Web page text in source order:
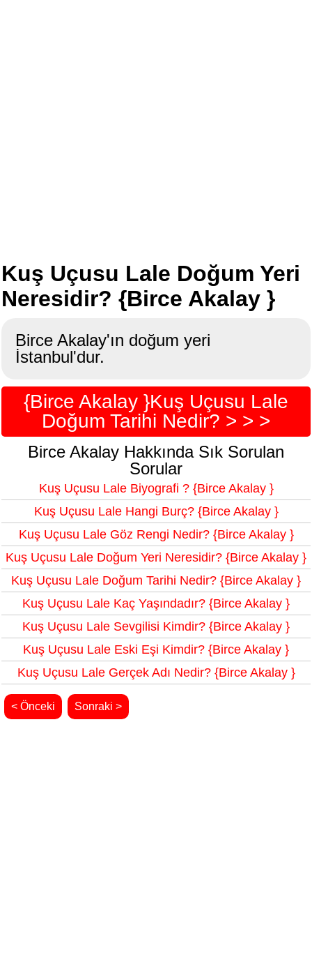
Kuş Uçusu Lale Doğum Yeri
Neresidir? {Birce Akalay }
Birce Akalay'ın doğum yeri
İstanbul'dur.
{Birce Akalay }Kuş Uçusu Lale
Doğum Tarihi Nedir? > > >
Birce Akalay Hakkında Sık Sorulan
Sorular
Kuş Uçusu Lale Biyografi ? {Birce Akalay }
Kuş Uçusu Lale Hangi Burç? {Birce Akalay }
Kuş Uçusu Lale Göz Rengi Nedir? {Birce Akalay }
Kuş Uçusu Lale Doğum Yeri Neresidir? {Birce Akalay }
Kuş Uçusu Lale Doğum Tarihi Nedir? {Birce Akalay }
Kuş Uçusu Lale Kaç Yaşındadır? {Birce Akalay }
Kuş Uçusu Lale Sevgilisi Kimdir? {Birce Akalay }
Kuş Uçusu Lale Eski Eşi Kimdir? {Birce Akalay }
Kuş Uçusu Lale Gerçek Adı Nedir? {Birce Akalay }
< Önceki Sonraki >